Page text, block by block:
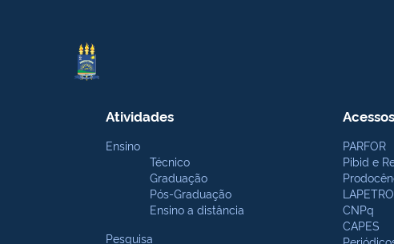
Atividades
Ensino
Técnico
Graduação
Pós-Graduação
Ensino a distância
Pesquisa
Acessos
PARFOR
Pibid e
LAPETRO
CNPq
CAPES